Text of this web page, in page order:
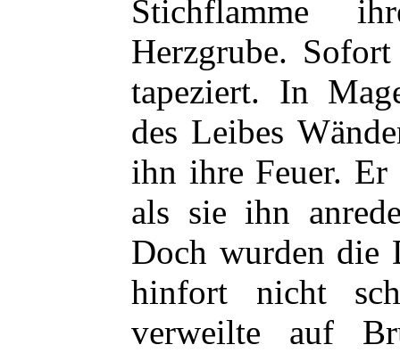
Stichflamme
Herzgrube.
tapeziert. In
des Leibes
ihn ihre Feuer. Er
als sie ihn
Doch wurden die
hinfort nicht
verweilte auf